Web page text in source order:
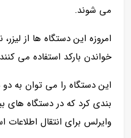
می شوند.
امروزه این دستگاه ها از
خواندن بارکد استفاده می
این دستگاه را می توان به
بندی کرد که در دستگاه های
وایرلس برای انتقال اطلاعات